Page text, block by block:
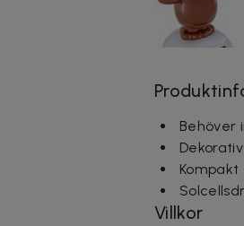
Villkor